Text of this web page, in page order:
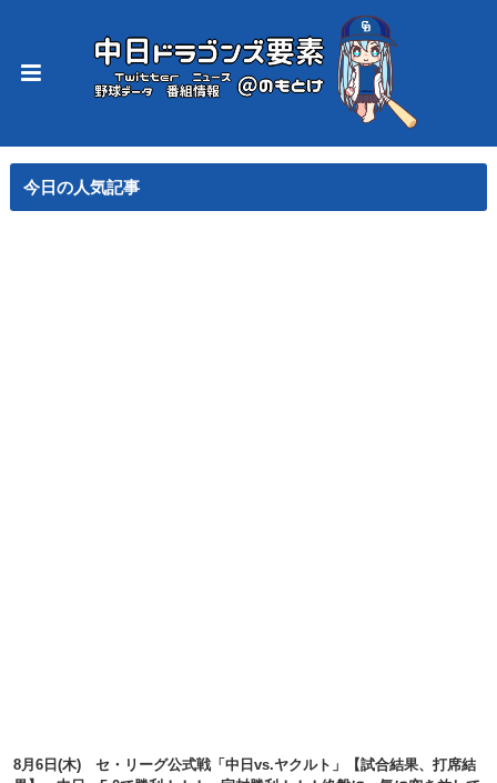
今日の人気記事
8月6日(木) セ・リーグ公式戦「中日vs.ヤクルト」【試合結果、打席結